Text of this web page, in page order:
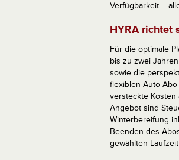
Verfügbarkeit –
HYRA richtet
Für die optimale
bis zu zwei
sowie die
flexiblen Auto-
versteckte Kosten
Angebot sind
Winterbereifung
Beenden des
gewählten